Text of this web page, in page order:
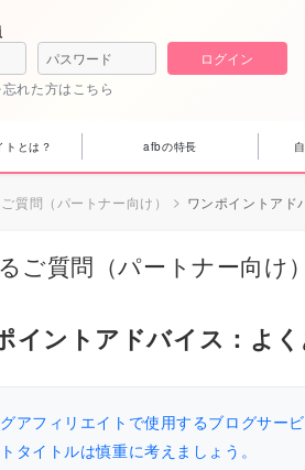
ログイン
れた方はこちら
トとは？ afbの特長
質問（パートナー向け） ワンポイントアド
ご質問（パートナー向け）
イントアドバイス：よ
アフィリエイトで使用するブログサー
タイトルは慎重に考えましょう。